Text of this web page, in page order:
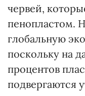
червей,
пенопластом.
глобальную
поскольку на
процентов
подвергаются